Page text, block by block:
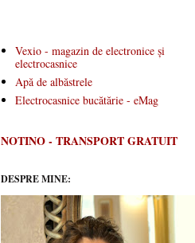
Vexio - magazin de electronice și
electrocasnice
Apă de albăstrele
Electrocasnice bucătărie - eMag
NOTINO - TRANSPORT GRATUIT
DESPRE MINE: